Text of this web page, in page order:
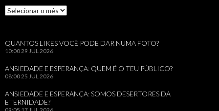
Arquivos
QUANTOS LIKES VOCÊ PODE DAR NUMA FOTO?
10:00 29 JUL 2026
ANSIEDADE E ESPERANÇA: QUEM É O TEU PÚBLICO?
08:00 25 JUL 2026
ANSIEDADE E ESPERANÇA: SOMOS DESERTORES DA
ETERNIDADE?